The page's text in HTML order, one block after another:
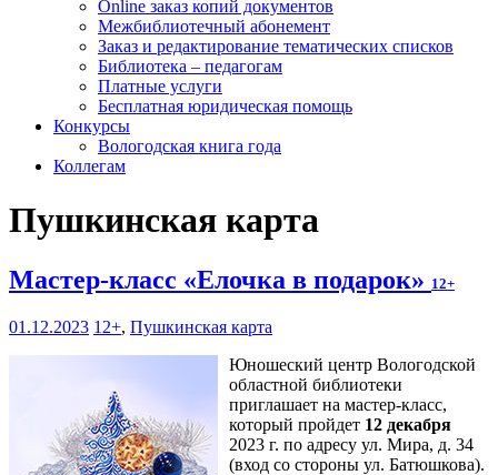
Online заказ копий документов
Межбиблиотечный абонемент
Заказ и редактирование тематических списков
Библиотека – педагогам
Платные услуги
Бесплатная юридическая помощь
Конкурсы
Вологодская книга года
Коллегам
Пушкинская карта
Мастер-класс «Елочка в подарок» 12+
01.12.2023 12+, Пушкинская карта
Юношеский центр Вологодской
областной библиотеки
приглашает на мастер-класс,
который пройдет 12 декабря
2023 г. по адресу ул. Мира, д. 34
(вход со стороны ул. Батюшкова).